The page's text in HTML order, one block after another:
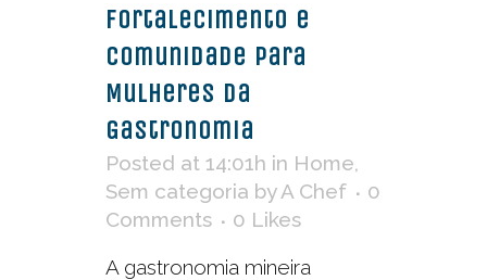
Fortalecimento e
Comunidade para
Mulheres da
Gastronomia
Posted at 14:01h in Home,
Sem categoria byA Chef
0
Comments
0 Likes
A gastronomia mineira